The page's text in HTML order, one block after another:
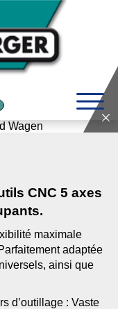
CNC 5 axes
maximale
adaptée
ainsi que
d’outillage : Vaste